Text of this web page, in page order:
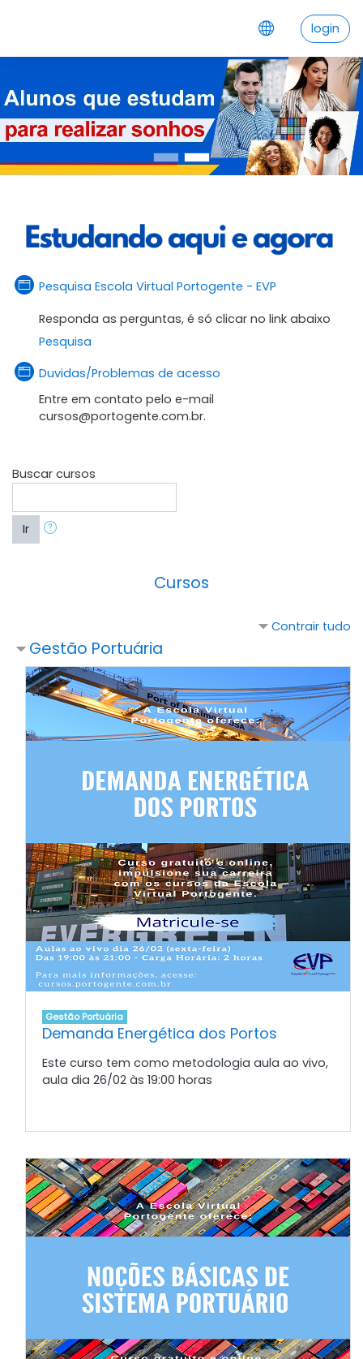
login
Pesquisa Escola Virtual Portogente - EVP
Página
Responda as perguntas, é só clicar no link abaixo
Pesquisa
Duvidas/Problemas de acesso
Página
Entre em contato pelo e-mail
cursos@portogente.com.br.
Buscar cursos
Ir
Cursos
Contrair tudo
Gestão Portuária
Gestão Portuária
Demanda Energética dos Portos
Este curso tem como metodologia aula ao vivo,
aula dia 26/02 às 19:00 horas